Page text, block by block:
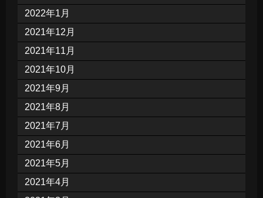
2022年1月
2021年12月
2021年11月
2021年10月
2021年9月
2021年8月
2021年7月
2021年6月
2021年5月
2021年4月